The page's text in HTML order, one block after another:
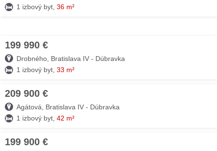
1 izbový byt, 36 m²
199 990 €
Drobného, Bratislava IV - Dúbravka
1 izbový byt, 33 m²
209 900 €
Agátová, Bratislava IV - Dúbravka
1 izbový byt, 42 m²
199 900 €